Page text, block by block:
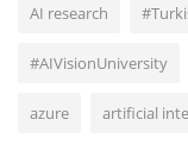
AI research
#AIVisionUniversity
azure artificial